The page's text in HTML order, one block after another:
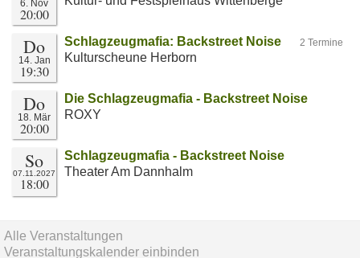
6. Nov
20:00
Do
14. Jan
19:30
2 Termine
Schlagzeugmafia: Backstreet Noise
Kulturscheune Herborn
Do
18. Mär
20:00
Die Schlagzeugmafia - Backstreet Noise
ROXY
So
07.11.2027
18:00
Schlagzeugmafia - Backstreet Noise
Theater Am Dannhalm
Alle Veranstaltungen
Veranstaltungskalender einbinden